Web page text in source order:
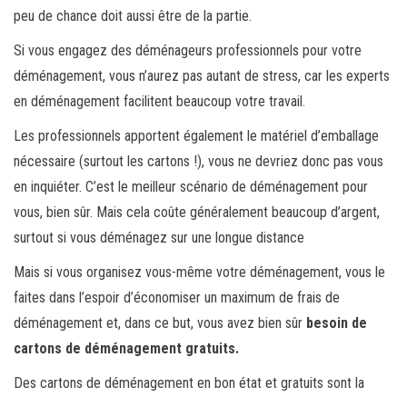
peu de chance doit aussi être de la partie.
Si vous engagez des déménageurs professionnels pour votre
déménagement, vous n’aurez pas autant de stress, car les experts
en déménagement facilitent beaucoup votre travail.
Les professionnels apportent également le matériel d’emballage
nécessaire (surtout les cartons !), vous ne devriez donc pas vous
en inquiéter. C’est le meilleur scénario de déménagement pour
vous, bien sûr. Mais cela coûte généralement beaucoup d’argent,
surtout si vous déménagez sur une longue distance
Mais si vous organisez vous-même votre déménagement, vous le
faites dans l’espoir d’économiser un maximum de frais de
déménagement et, dans ce but, vous avez bien sûr besoin de
cartons de déménagement gratuits.
Des cartons de déménagement en bon état et gratuits sont la